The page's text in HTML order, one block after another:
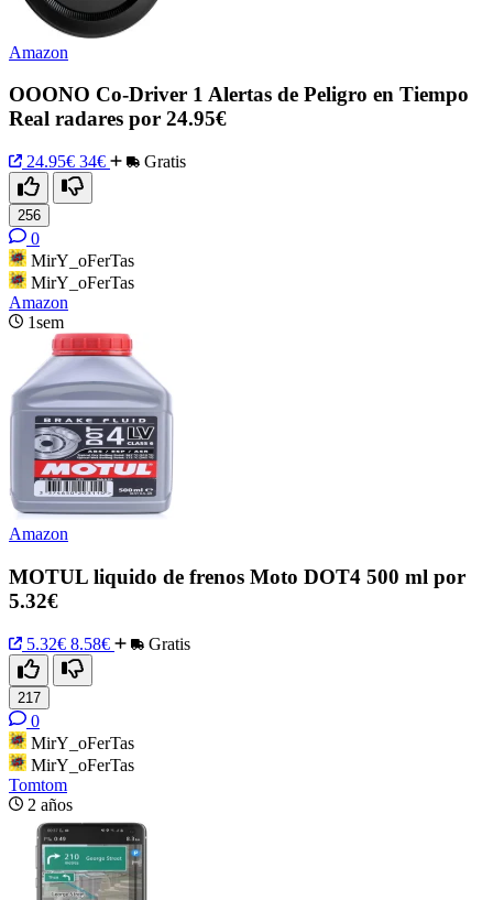
Amazon
OOONO Co-Driver 1 Alertas de Peligro en Tiempo
Real radares por 24.95€
24.95€ 34€ Gratis
256
0
MirY_oFerTas
MirY_oFerTas
Amazon
1sem
Amazon
MOTUL liquido de frenos Moto DOT4 500 ml por
5.32€
5.32€ 8.58€ Gratis
217
0
MirY_oFerTas
MirY_oFerTas
Tomtom
2 años